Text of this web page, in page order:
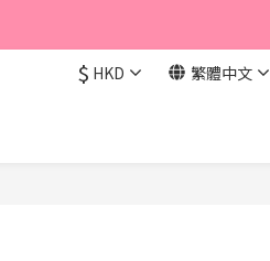
$ HKD 繁體中文